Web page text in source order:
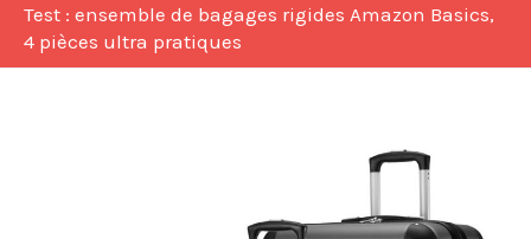
Test : ensemble de bagages rigides Amazon Basics,
4 pièces ultra pratiques